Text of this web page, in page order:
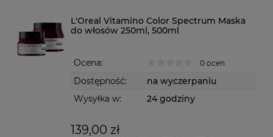
L'Oreal Vitamino Color Spectrum Maska
do włosów 250ml, 500ml
Ocena: 0 ocen
Dostępność:
na wyczerpaniu
Wysyłka w:
24 godziny
139,00 zł